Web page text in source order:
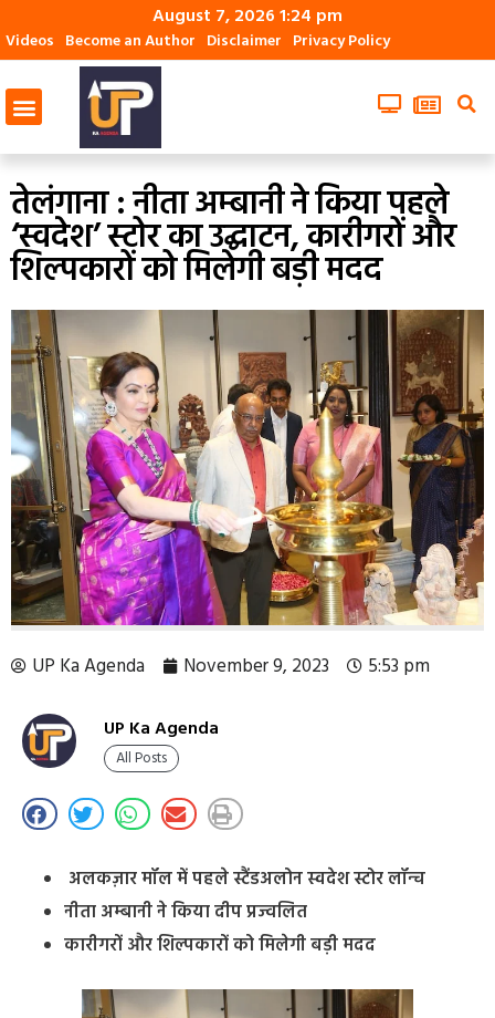
August 7, 2026 1:24 pm
Videos Become an Author Disclaimer Privacy Policy
तेलंगाना : नीता अम्बानी ने किया पहले
‘स्वदेश’ स्टोर का उद्घाटन, कारीगरों और
शिल्पकारों को मिलेगी बड़ी मदद
UP Ka Agenda November 9, 2023 5:53 pm
UP Ka Agenda
All Posts
अलकज़ार मॉल में पहले स्टैंडअलोन स्वदेश स्टोर लॉन्च
नीता अम्बानी ने किया दीप प्रज्वलित
कारीगरों और शिल्पकारों को मिलेगी बड़ी मदद